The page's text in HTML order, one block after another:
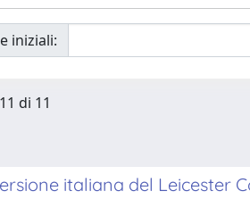
iniziali:
di 11
italiana del Leicester